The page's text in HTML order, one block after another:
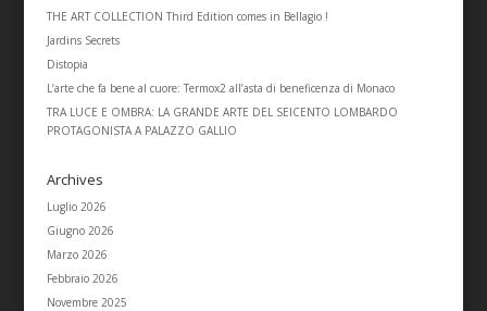
THE ART COLLECTION Third Edition comes in Bellagio !
Jardins Secrets
Distopia
L’arte che fa bene al cuore: Termox2 all’asta di beneficenza di Monaco
TRA LUCE E OMBRA: LA GRANDE ARTE DEL SEICENTO LOMBARDO
PROTAGONISTA A PALAZZO GALLIO
Archives
Luglio 2026
Giugno 2026
Marzo 2026
Febbraio 2026
Novembre 2025